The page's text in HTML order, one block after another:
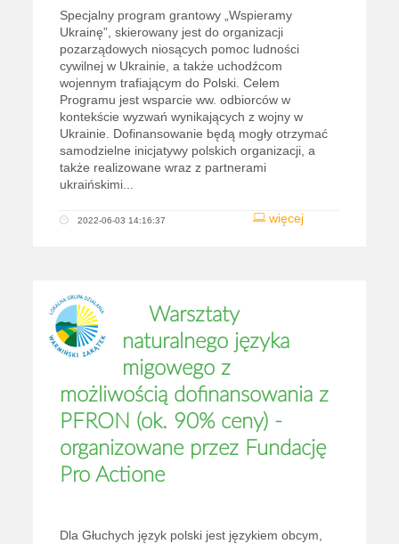
Specjalny program grantowy „Wspieramy
Ukrainę”, skierowany jest do organizacji
pozarządowych niosących pomoc ludności
cywilnej w Ukrainie, a także uchodźcom
wojennym trafiającym do Polski. Celem
Programu jest wsparcie ww. odbiorców w
kontekście wyzwań wynikających z wojny w
Ukrainie. Dofinansowanie będą mogły otrzymać
samodzielne inicjatywy polskich organizacji, a
także realizowane wraz z partnerami
ukraińskimi...
więcej
2022-06-03 14:16:37
Warsztaty
naturalnego języka
migowego z
możliwością dofinansowania z
PFRON (ok. 90% ceny) -
organizowane przez Fundację
Pro Actione
Dla Głuchych język polski jest językiem obcym,